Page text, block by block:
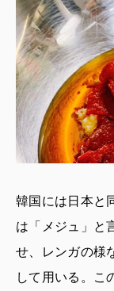
韓国には日本と
は「メジュ」と
せ、レンガの様
して用いる。こ